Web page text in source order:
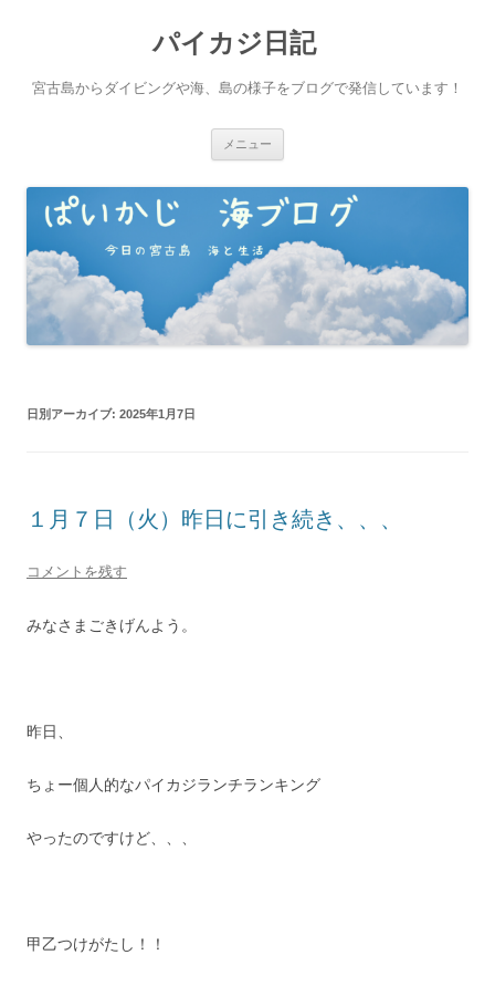
パイカジ日記
宮古島からダイビングや海、島の様子をブログで発信しています！
メニュー
ツ
へ
ス
キ
ッ
プ
日別アーカイブ: 2025年1月7日
１月７日（火）昨日に引き続き、、、
コメントを残す
みなさまごきげんよう。
昨日、
ちょー個人的なパイカジランチランキング
やったのですけど、、、
甲乙つけがたし！！